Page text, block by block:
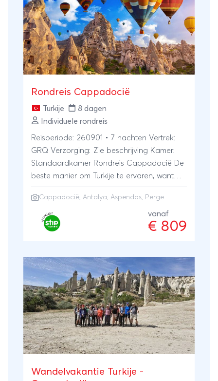
Rondreis Cappadocië
Turkije
8 dagen
Individuele rondreis
Reisperiode: 260901 • 7 nachten Vertrek:
GRQ Verzorging: Zie beschrijving Kamer:
Standaardkamer Rondreis Cappadocië De
beste manier om Turkije te ervaren, want
aan bod. Cappadocië heeft veel te bieden
en blijft verrassen, je kunt ter plaatse ook
excursies boeken. Ontdek de
een de antieke stad Perge. Kijk voor de
exacte route van de rondreis het tabblad
'Dagprogramma'. Tijdens deze
onvergetelijke reis verblijf je in 3-
sterrenhotels op basis van logies en ontbijt.
Laat je vervoeren in luxe touringcars, zodat
je optimaal kunt genieten van de reis,
compleet met Nederlandssprekende
Dutch Airlines naar zowel Amsterdam -
Cappadocië, Antalya, Aspendos, Perge
vanaf
€ 809
Wandelvakantie Turkije -